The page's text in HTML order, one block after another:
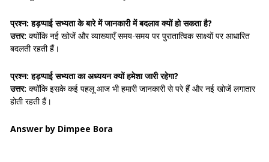
प्रश्न: हड़प्पाई सभ्यता के बारे में जानकारी में बदलाव क्यों हो सकता है?
उत्तर: क्योंकि नई खोजें और व्याख्याएँ समय-समय पर पुरातात्विक साक्ष्यों पर आधारित
बदलती रहती हैं।
प्रश्न: हड़प्पाई सभ्यता का अध्ययन क्यों हमेशा जारी रहेगा?
उत्तर: क्योंकि इसके कई पहलू आज भी हमारी जानकारी से परे हैं और नई खोजें लगातार
होती रहती हैं।
Answer by Dimpee Bora